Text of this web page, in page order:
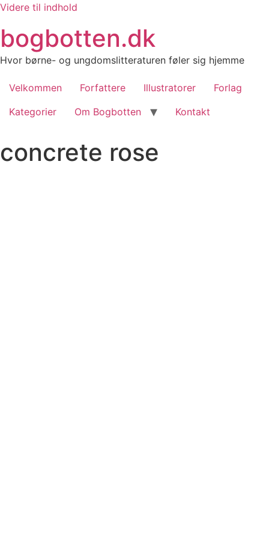
Videre til indhold
bogbotten.dk
Hvor børne- og ungdomslitteraturen føler sig hjemme
Velkommen Forfattere Illustratorer
Forlag
Kategorier
Om Bogbotten Kontakt
concrete rose